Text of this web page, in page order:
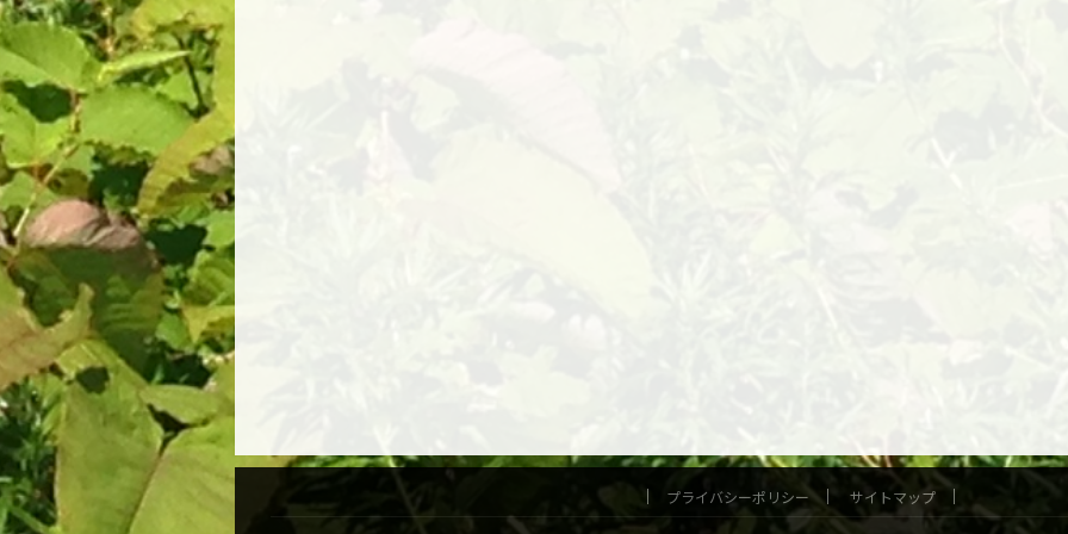
プライバシーポリシー サイトマップ